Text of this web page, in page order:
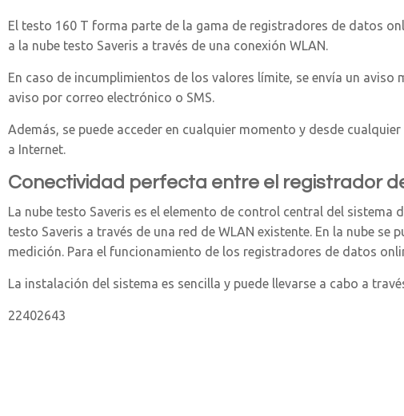
El testo 160 T forma parte de la gama de registradores de datos
a la nube testo Saveris a través de una conexión WLAN.
En caso de incumplimientos de los valores límite, se envía un
aviso por correo electrónico o SMS.
Además, se puede acceder en cualquier momento y desde
a Internet.
Conectividad perfecta entre el registrador
La nube testo Saveris es el elemento de control central del
testo Saveris a través de una red de WLAN existente. En la nube
medición. Para el funcionamiento de los registradores de datos
La instalación del sistema es sencilla y puede llevarse a cabo a
22402643